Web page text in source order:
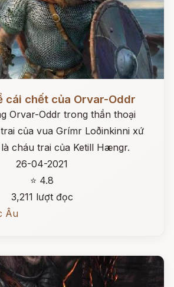
cái chết của Orvar-Oddr
Orvar-Oddr trong thần thoại
của vua Grímr Loðinkinni xứ
cháu trai của Ketill Hængr.
26-04-2021
⭐ 4.8
3,211 lượt đọc
Âu